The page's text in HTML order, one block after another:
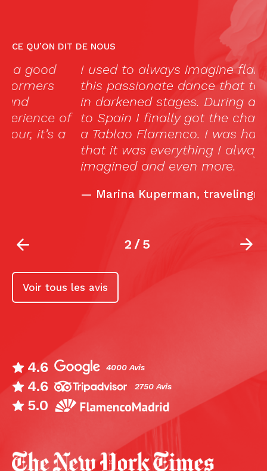
CE QU’ON DIT DE NOUS
I used to always imagine flamenco as
this passionate dance that took place
in darkened stages. During a recent trip
to Spain I finally got the chance to visit
a Tablao Flamenco. I was happy to see
that it was everything I always
imagined and even more.
Marina Kuperman, travelingmom.com
2/5
Voir tous les avis
4.6 4000 Avis
4.6 2750 Avis
5.0